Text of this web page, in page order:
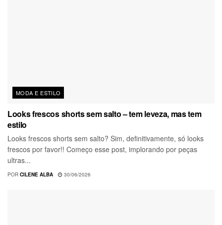
MODA E ESTILO
Looks frescos shorts sem salto – tem leveza, mas tem
estilo
Looks frescos shorts sem salto? Sim, definitivamente, só looks
frescos por favor!! Começo esse post, implorando por peças
ultras...
POR CILENE ALBA 30/06/2026